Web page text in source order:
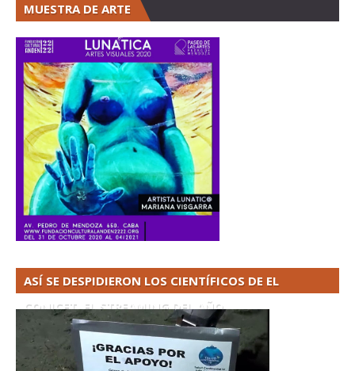
MUESTRA DE ARTE
ASÍ SE DESPIDIERON LOS CIENTÍFICOS DE EL
CONICET. EL STREAMING DEL AÑO